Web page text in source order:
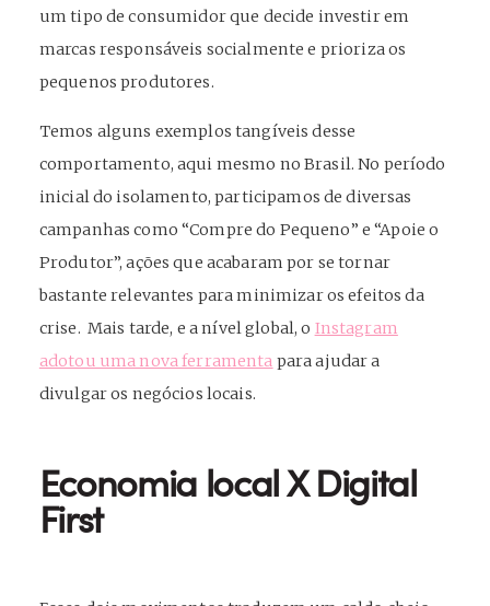
um tipo de consumidor que decide investir em
marcas responsáveis socialmente e prioriza os
pequenos produtores.
Temos alguns exemplos tangíveis desse
comportamento, aqui mesmo no Brasil. No período
inicial do isolamento, participamos de diversas
campanhas como “Compre do Pequeno” e “Apoie o
Produtor”, ações que acabaram por se tornar
bastante relevantes para minimizar os efeitos da
crise. Mais tarde, e a nível global, o Instagram
adotou uma nova ferramenta para ajudar a
divulgar os negócios locais.
Economia local X Digital
First